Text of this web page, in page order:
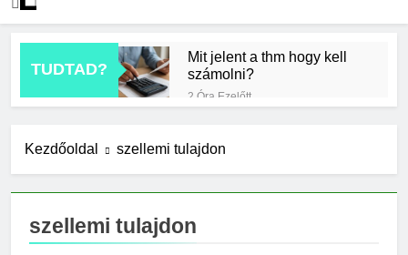
TUDTAD?
Mit jelent a thm hogy kell
számolni?
2 Óra Ezelőtt
Kezdőoldal szellemi tulajdon
szellemi tulajdon